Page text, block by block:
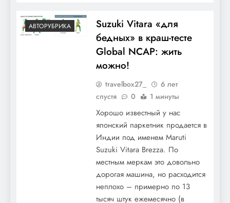
АВТОРУБРИКА
Suzuki Vitara «для
бедных» в краш-тесте
Global NCAP: жить
можно!
travelbox27_
6 лет
спустя
0 1 минуты
Хорошо известный у нас
японский паркетник продается в
Индии под именем Maruti
Suzuki Vitara Brezza. По
местным меркам это довольно
дорогая машина, но расходится
неплохо – примерно по 13
тысяч штук ежемесячно (в